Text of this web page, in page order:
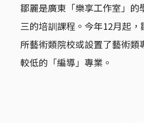
鄒麗是廣東「樂享工作室」
三的培訓課程。今年12月起
所藝術類院校或設置了藝術
較低的「編導」專業。